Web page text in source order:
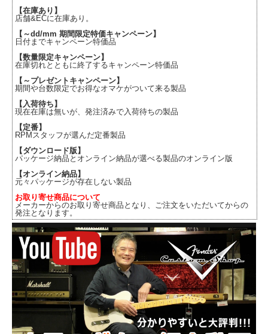
【在庫あり】
店舗&ECに在庫あり。
【～dd/mm 期間限定特価キャンペーン】
日付までキャンペーン特価品
【数量限定キャンペーン】
在庫切れとともに終了するキャンペーン特価品
【～プレゼントキャンペーン】
期間や台数限定でお得なオマケがついて来る製品
【入荷待ち】
現在在庫は無いが、発注済みで入荷待ちの製品
【定番】
RPMスタッフが選んだ定番製品
【ダウンロード版】
パッケージ納品とオンライン納品が選べる製品のオンライン版
【オンライン納品】
元々パッケージが存在しない製品
お取り寄せ商品について
メーカーからのお取り寄せ商品となり、ご注文をいただいてからの
発注となります。